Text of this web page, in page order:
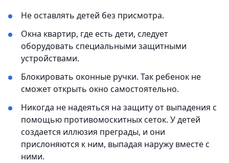
Не оставлять детей без присмотра.
Окна квартир, где есть дети, следует
оборудовать специальными защитными
устройствами.
Блокировать оконные ручки. Так ребенок не
сможет открыть окно самостоятельно.
Никогда не надеяться на защиту от выпадения с
помощью противомоскитных сеток. У детей
создается иллюзия преграды, и они
прислоняются к ним, выпадая наружу вместе с
ними.